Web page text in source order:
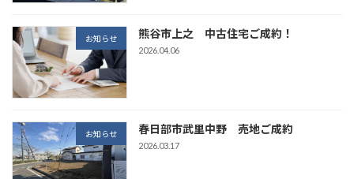
お知らせ 熊谷市上之 中古住宅ご成約！
2026.04.06
お知らせ 春日部市武里中野 売地ご成約
2026.03.17